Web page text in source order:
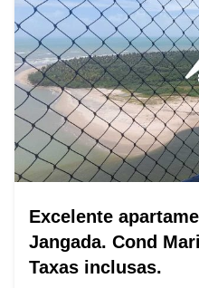
Excelente
Jangada. Cond
Taxas inclusas.